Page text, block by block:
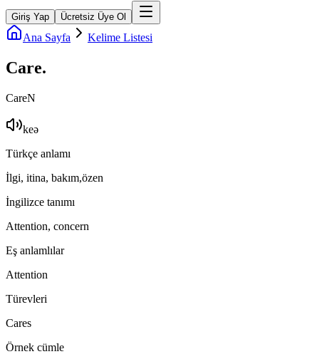
Giriş Yap Ücretsiz Üye Ol
Ana Sayfa Kelime Listesi
Care.
CareN
keə
Türkçe anlamı
İlgi, itina, bakım,özen
İngilizce tanımı
Attention, concern
Eş anlamlılar
Attention
Türevleri
Cares
Örnek cümle